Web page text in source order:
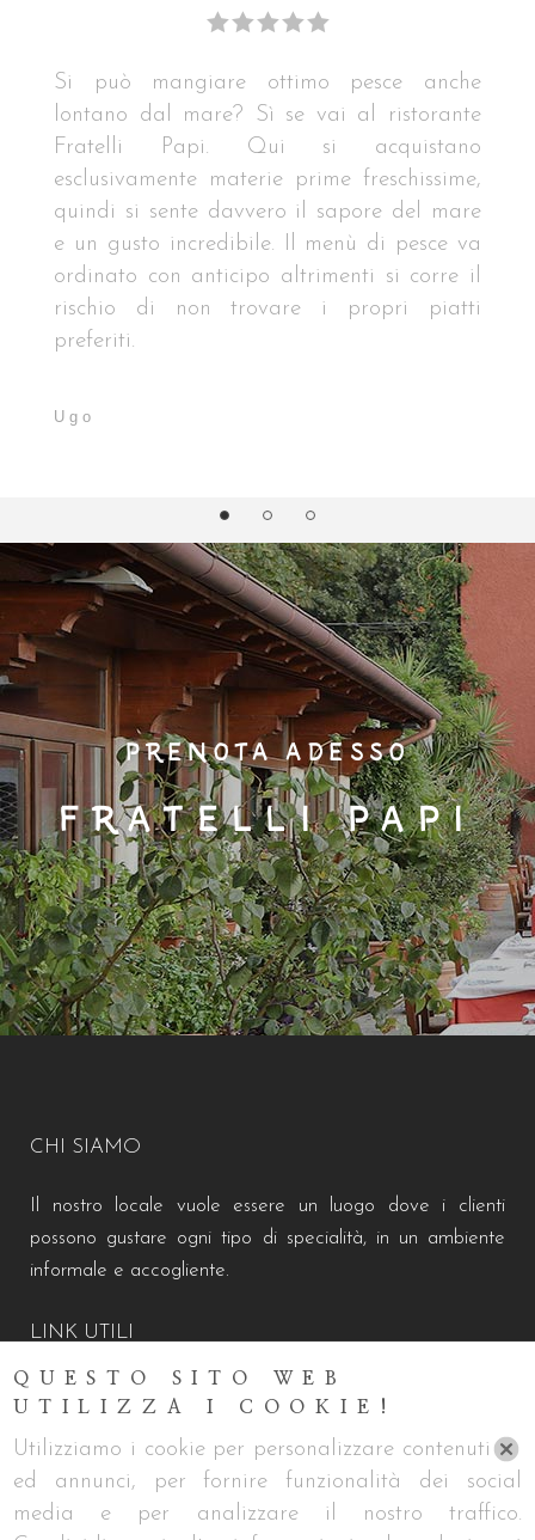
Si può mangiare ottimo pesce anche
lontano dal mare? Sì se vai al ristorante
Fratelli Papi. Qui si acquistano
esclusivamente materie prime freschissime,
quindi si sente davvero il sapore del mare
e un gusto incredibile. Il menù di pesce va
ordinato con anticipo altrimenti si corre il
rischio di non trovare i propri piatti
preferiti.
Ugo
PRENOTA ADESSO
FRATELLI PAPI
CHI SIAMO
Il nostro locale vuole essere un luogo dove i clienti
possono gustare ogni tipo di specialità, in un ambiente
informale e accogliente.
LINK UTILI
Chi siamo
Cookie Policy
Privacy Policy
QUESTO SITO WEB
UTILIZZA I COOKIE!
Utilizziamo i cookie per personalizzare contenuti
ed annunci, per fornire funzionalità dei social
media e per analizzare il nostro traffico.